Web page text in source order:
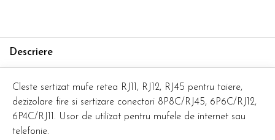
Descriere
Cleste sertizat mufe retea RJ11, RJ12, RJ45 pentru taiere,
dezizolare fire si sertizare conectori 8P8C/RJ45, 6P6C/RJ12,
6P4C/RJ11. Usor de utilizat pentru mufele de internet sau
telefonie.